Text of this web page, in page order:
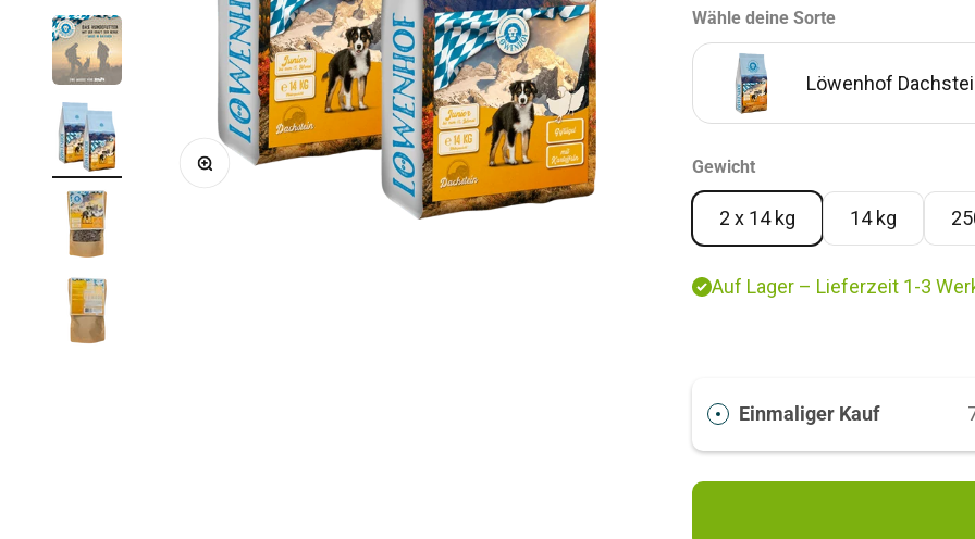
Bild vergrößern
Wähle deine Sorte
Löwenhof
Löwenhof Matterhorn
Löwenhof Adult
Gewicht
2 x 14 kg 14 kg
Auf Lager – Lieferzeit 1-3
Einmaliger Kauf